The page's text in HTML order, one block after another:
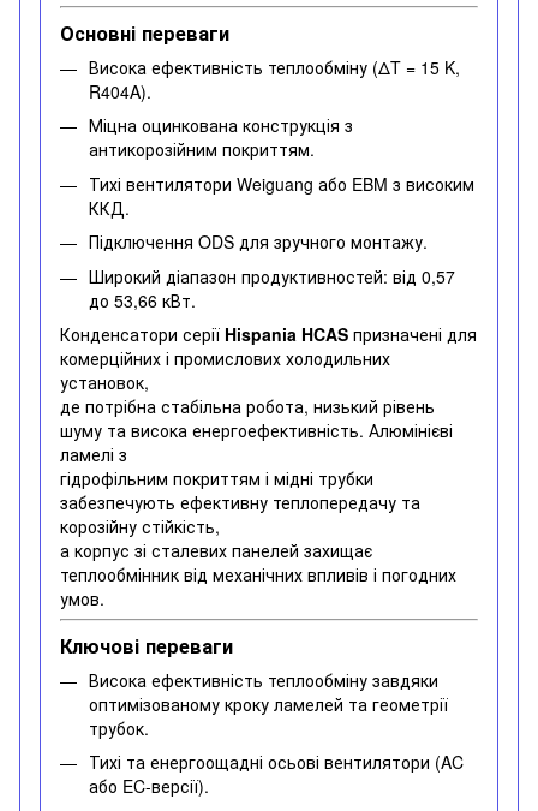
Основні переваги
Висока ефективність теплообміну (ΔT = 15 K,
R404A).
Міцна оцинкована конструкція з
антикорозійним покриттям.
Тихі вентилятори Weiguang або EBM з високим
ККД.
Підключення ODS для зручного монтажу.
Широкий діапазон продуктивностей: від 0,57
до 53,66 кВт.
Конденсатори серії Hispania HCAS призначені для
комерційних і промислових холодильних
установок,
де потрібна стабільна робота, низький рівень
шуму та висока енергоефективність. Алюмінієві
ламелі з
гідрофільним покриттям і мідні трубки
забезпечують ефективну теплопередачу та
корозійну стійкість,
а корпус зі сталевих панелей захищає
теплообмінник від механічних впливів і погодних
умов.
Ключові переваги
Висока ефективність теплообміну завдяки
оптимізованому кроку ламелей та геометрії
трубок.
Тихі та енергоощадні осьові вентилятори (AC
або EC-версії).